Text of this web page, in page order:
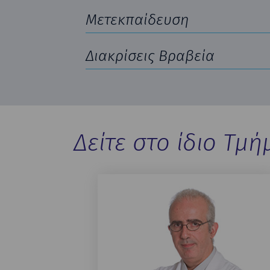
Μετεκπαίδευση
Διακρίσεις Βραβεία
Δείτε στο ίδιο